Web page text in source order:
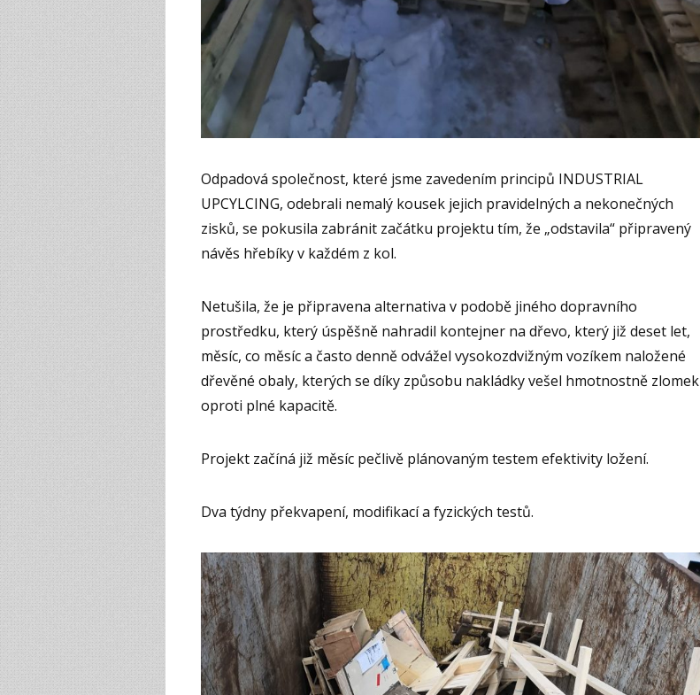
Odpadová společnost, které jsme zavedením principů INDUSTRIAL
UPCYLCING, odebrali nemalý kousek jejich pravidelných a nekonečných
zisků, se pokusila zabránit začátku projektu tím, že „odstavila“ připravený
návěs hřebíky v každém z kol.
Netušila, že je připravena alternativa v podobě jiného dopravního
prostředku, který úspěšně nahradil kontejner na dřevo, který již deset let,
měsíc, co měsíc a často denně odvážel vysokozdvižným vozíkem naložené
dřevěné obaly, kterých se díky způsobu nakládky vešel hmotnostně zlomek
oproti plné kapacitě.
Projekt začíná již měsíc pečlivě plánovaným testem efektivity ložení.
Dva týdny překvapení, modifikací a fyzických testů.